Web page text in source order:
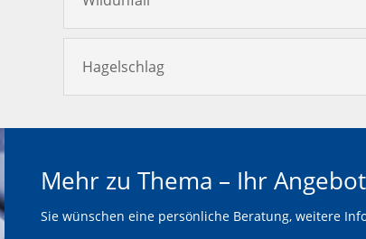
Hagelschlag
Mehr zu Thema – Ihr Angebot
Sie wünschen eine persönliche Beratung, weitere